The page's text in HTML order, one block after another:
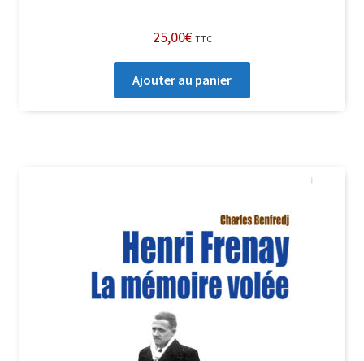
25,00€ TTC
Ajouter au panier